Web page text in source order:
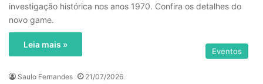
investigação histórica nos anos 1970. Confira os detalhes do
novo game.
Leia mais »
Eventos
Saulo Fernandes 21/07/2026